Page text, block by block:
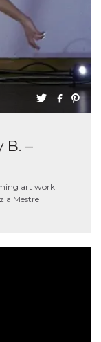
B. –
art work
Mestre